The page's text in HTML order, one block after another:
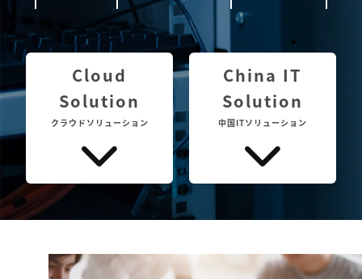
Cloud
Solution
クラウドソリューション
China IT
Solution
中国ITソリューション